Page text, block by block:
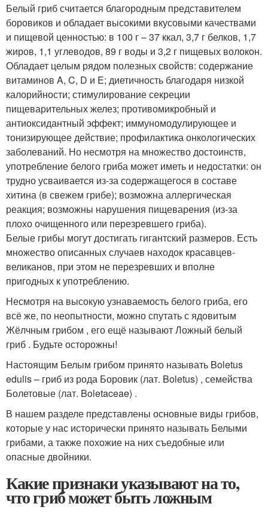
Белый гриб считается благородным представителем
боровиков и обладает высокими вкусовыми качествами
и пищевой ценностью: в 100 г – 37 ккал, 3,7 г белков, 1,7
жиров, 1,1 углеводов, 89 г воды и 3,2 г пищевых волокон.
Обладает целым рядом полезных свойств: содержание
витаминов A, C, D и E; диетичность благодаря низкой
калорийности; стимулирование секреции
пищеварительных желез; противомикробный и
антиоксидантный эффект; иммуномодулирующее и
тонизирующее действие; профилактика онкологических
заболеваний. Но несмотря на множество достоинств,
употребление белого гриба может иметь и недостатки: он
трудно усваивается из-за содержащегося в составе
хитина (в свежем грибе); возможна аллергическая
реакция; возможны нарушения пищеварения (из-за
плохо очищенного или перезревшего гриба).
Белые грибы могут достигать гигантский размеров. Есть
множество описанных случаев находок красавцев-
великанов, при этом не перезревших и вполне
пригодных к употреблению.
Несмотря на высокую узнаваемость белого гриба, его
всё же, по неопытности, можно спутать с ядовитым
Жёлчным грибом , его ещё называют Ложный белый
гриб . Будьте осторожны!
Настоящим Белым грибом принято называть Boletus
edulis – гриб из рода Боровик (лат. Boletus) , семейства
Болетовые (лат. Boletaceae) .
В нашем разделе представлены основные виды грибов,
которые у нас исторически принято называть Белыми
грибами, а также похожие на них съедобные или
опасные двойники.
Какие признаки указывают на то,
что гриб может быть ложным